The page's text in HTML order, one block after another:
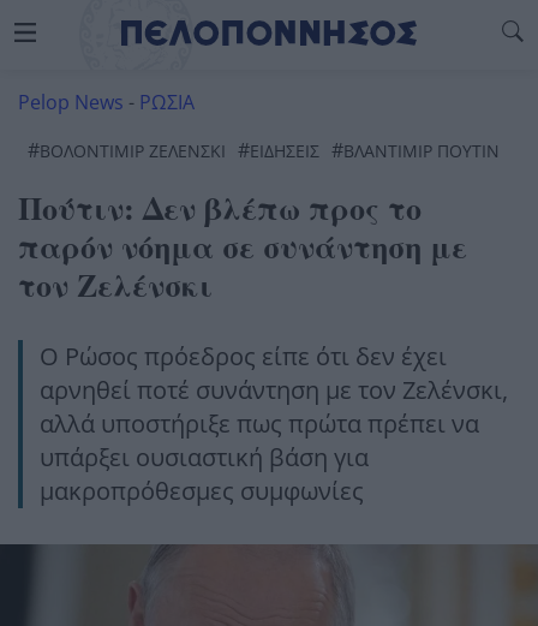
Pelop News - ΡΩΣΙΑ
#ΒΟΛΟΝΤΙΜΙΡ ΖΕΛΕΝΣΚΙ #ΕΙΔΗΣΕΙΣ #ΒΛΆΝΤΙΜΙΡ ΠΟΎΤΙΝ
Πούτιν: Δεν βλέπω προς το
παρόν νόημα σε συνάντηση με
τον Ζελένσκι
Ο Ρώσος πρόεδρος είπε ότι δεν έχει
αρνηθεί ποτέ συνάντηση με τον Ζελένσκι,
αλλά υποστήριξε πως πρώτα πρέπει να
υπάρξει ουσιαστική βάση για
μακροπρόθεσμες συμφωνίες